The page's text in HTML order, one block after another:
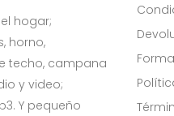
hogar;
horno,
techo, campana
y video;
Y pequeño